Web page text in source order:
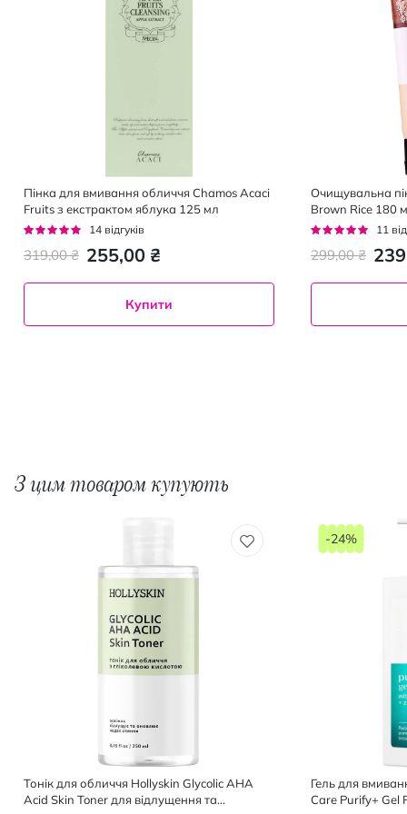
Пінка для вмивання обличчя Chamos Acaci
Fruits з екстрактом яблука 125 мл
Рейтинг:
14 відгуків
255,00 ₴
319,00 ₴
Купити
Очищувальна
Brown Rice 180
Рейтинг:
11
299,00 ₴
З цим товаром купують
Тонік для обличчя Hollyskin Glycolic AHA
Acid Skin Toner для відлущення та
Гель для
Care Purify+ Gel
-24%